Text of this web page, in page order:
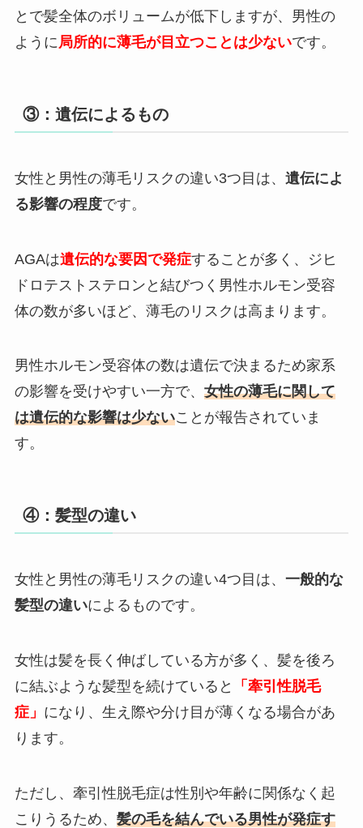
とで髪全体のボリュームが低下しますが、男性の
ように局所的に薄毛が目立つことは少ないです。
③：遺伝によるもの
女性と男性の薄毛リスクの違い3つ目は、 遺伝によ
る影響の程度です。
AGAは遺伝的な要因で発症することが多く、ジヒ
ドロテストステロンと結びつく男性ホルモン受容
体の数が多いほど、薄毛のリスクは高まります。
男性ホルモン受容体の数は遺伝で決まるため家系
の影響を受けやすい一方で、 女性の薄毛に関して
は遺伝的な影響は少ないことが報告されていま
す。
④：髪型の違い
女性と男性の薄毛リスクの違い4つ目は、 一般的な
髪型の違いによるものです。
女性は髪を長く伸ばしている方が多く、髪を後ろ
に結ぶような髪型を続けていると
「牽引性脱毛
症」 になり、生え際や分け目が薄くなる場合があ
ります。
ただし、牽引性脱毛症は性別や年齢に関係なく起
こりうるため、 髪の毛を結んでいる男性が発症す